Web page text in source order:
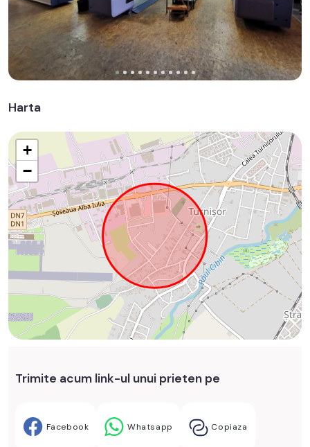
Harta
+
−
Trimite acum link-ul unui prieten pe
Facebook Whatsapp Copiaza